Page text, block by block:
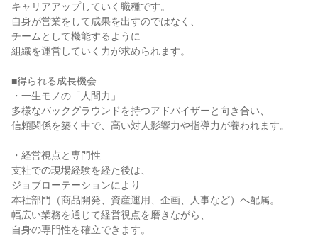
キャリアアップしていく職種です。
自身が営業をして成果を出すのではなく、
チームとして機能するように
組織を運営していく力が求められます。
■得られる成長機会
・一生モノの「人間力」
多様なバックグラウンドを持つアドバイザーと向き合い、
信頼関係を築く中で、高い対人影響力や指導力が養われます。
・経営視点と専門性
支社での現場経験を経た後は、
ジョブローテーションにより
本社部門（商品開発、資産運用、企画、人事など）へ配属。
幅広い業務を通じて経営視点を磨きながら、
自身の専門性を確立できます。